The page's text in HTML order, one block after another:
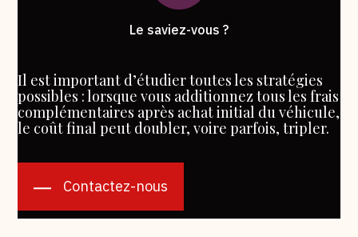
Le saviez-vous ?
Il est important d’étudier toutes les stratégies
possibles : lorsque vous additionnez tous les frais
complémentaires après achat initial du véhicule,
le coût final peut doubler, voire parfois, tripler.
Contactez-nous